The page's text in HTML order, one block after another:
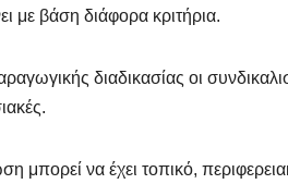
με βάση διάφορα κριτήρια.
διαδικασίας οι
μπορεί να έχει τοπικό,